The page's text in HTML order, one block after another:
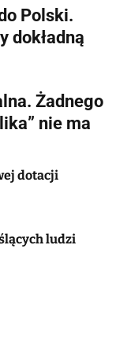
Polski.
dokładną
Żadnego
nie ma
dotacji
ludzi